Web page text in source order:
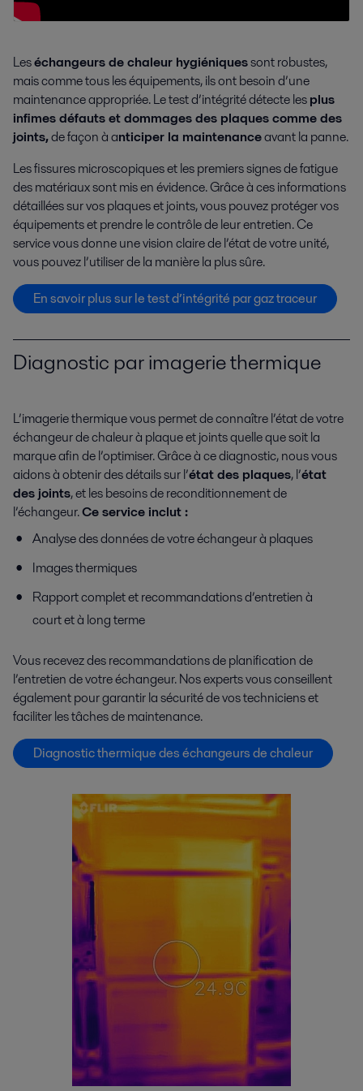
Leséchangeurs de chaleur hygiéniquessont robustes,
mais comme tous les équipements, ils ont besoin d’une
maintenance appropriée. Le test d’intégrité détecte lesplus
infimes défauts et dommages des plaques comme des
joints,de façon à anticiper la maintenanceavant la panne.
Les fissures microscopiques et les premiers signes de fatigue
des matériaux sont mis en évidence. Grâce à ces informations
détaillées sur vos plaques et joints, vous pouvez protéger vos
équipements et prendre le contrôle de leur entretien. Ce
service vous donne une vision claire de l’état de votre unité,
vous pouvez l’utiliser de la manière la plus sûre.
En savoir plus sur le test d’intégrité par gaz traceur
Diagnostic par imagerie thermique
L’imagerie thermique vous permet de connaître l’état de votre
échangeur de chaleur à plaque et joints quelle que soit la
marque afin de l’optimiser. Grâce à ce diagnostic, nous vous
aidons à obtenir des détails sur l’état des plaques, l’état
des joints, et les besoins de reconditionnement de
l’échangeur.Ce service inclut :
Analyse des données de votre échangeur à plaques
Images thermiques
Rapport complet et recommandations d’entretien à
court et à long terme
Vous recevez des recommandations de planification de
l’entretien de votre échangeur. Nos experts vous conseillent
également pour garantir la sécurité de vos techniciens et
faciliter les tâches de maintenance.
Diagnostic thermique des échangeurs de chaleur